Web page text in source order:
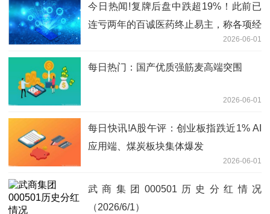
今日热闻!复牌后盘中跌超19%！此前已
连亏两年的百诚医药终止易主，称各项经
2026-06-01
每日热门：国产优质强筋麦高端突围
2026-06-01
每日快讯!A股午评：创业板指跌近1% AI
应用端、煤炭板块集体爆发
2026-06-01
武商集团000501历史分红情况
（2026/6/1）